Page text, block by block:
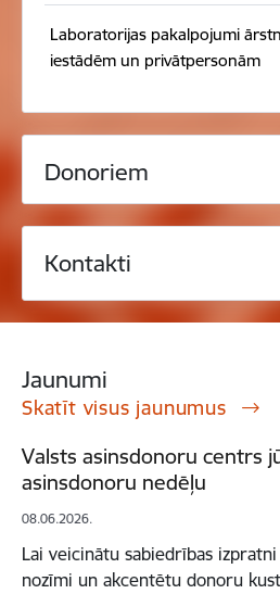
Laboratorijas pakalpojumi
iestādēm un privātpersonām
Donoriem
Kontakti
Jaunumi
Skatīt visus jaunumus
Valsts asinsdonoru centrs
asinsdonoru nedēļu
08.06.2026.
Lai veicinātu sabiedrības
nozīmi un akcentētu donoru